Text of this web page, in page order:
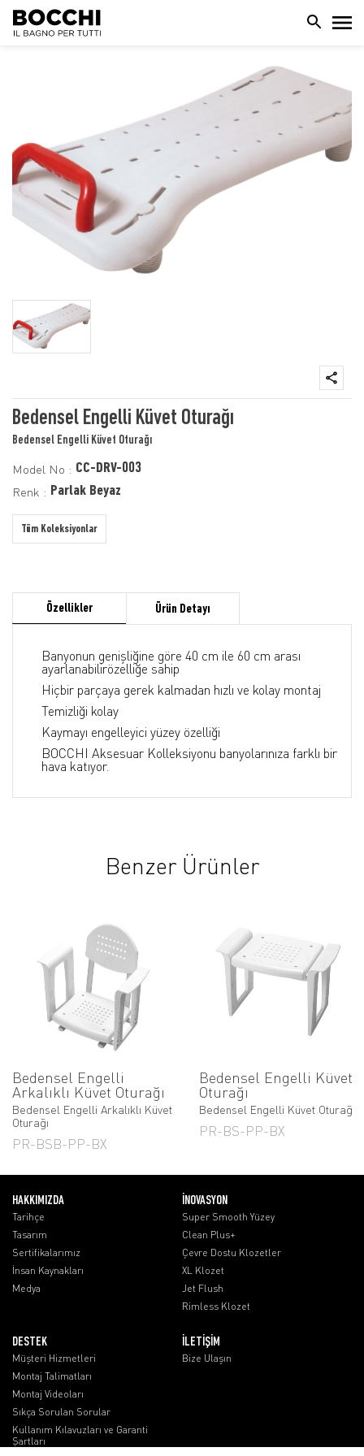
Bedensel Engelli Küvet Oturağı
Bedensel Engelli Küvet Oturağı
Model No : CC-DRV-003
Renk : Parlak Beyaz
Tüm Koleksiyonlar
Özellikler Ürün Detayı
Banyonun genişliğine göre 40 cm ile 60 cm arası
ayarlanabilirözelliğe sahip
Hiçbir parçaya gerek kalmadan hızlı ve kolay montaj
Temizliği kolay
Kaymayı engelleyici yüzey özelliği
BOCCHI Aksesuar Kolleksiyonu banyolarınıza farklı bir
hava katıyor.
Benzer Ürünler
Bedensel Engelli
Arkalıklı Küvet Oturağı
Bedensel Engelli Arkalıklı Küvet
Oturağı
PR-BSB-PP-BX
Bedensel Engelli Küvet
Oturağı
Bedensel Engelli Küvet Oturağı
PR-BS-PP-BX
HAKKIMIZDA
Tarihçe
Tasarım
Sertifikalarımız
İnsan Kaynakları
Medya
İNOVASYON
Super Smooth Yüzey
Clean Plus+
Çevre Dostu Klozetler
XL Klozet
Jet Flush
Rimless Klozet
DESTEK
Müşteri Hizmetleri
Montaj Talimatları
Montaj Videoları
Sıkça Sorulan Sorular
Kullanım Kılavuzları ve Garanti
Şartları
İLETİŞİM
Bize Ulaşın